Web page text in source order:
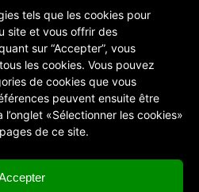
tels que les cookies pour
site et vous offrir des
sur “Accepter”, vous
les cookies. Vous pouvez
de cookies que vous
peuvent ensuite être
«Sélectionner les cookies»
de ce site.
LinkedIn CSE
Formations en
pédagogie
Blog Digital
Learning
S’abonner à notre
newsletter
À propos
Informations
(CSE)